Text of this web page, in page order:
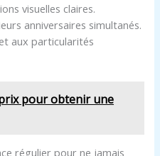
visuelles claires.
anniversaires simultanés.
aux particularités
pour obtenir une
régulier pour ne jamais